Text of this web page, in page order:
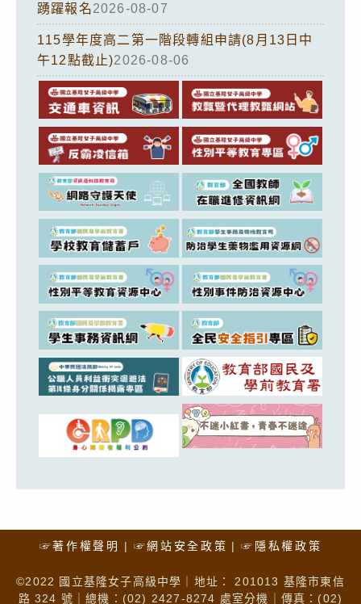
踴躍報名2026-08-07
115學年度高二第一階段轉組申請(8月13日中
午12點截止)2026-08-06
☞著作權聲明 ☞網站安全政策 ☞隱私權政策
©2022 國立基隆女子高級中學｜地址： 201013 基隆市東信
路 324 號｜總機：(02) 2427-8274 處室分機｜傳真：(02)